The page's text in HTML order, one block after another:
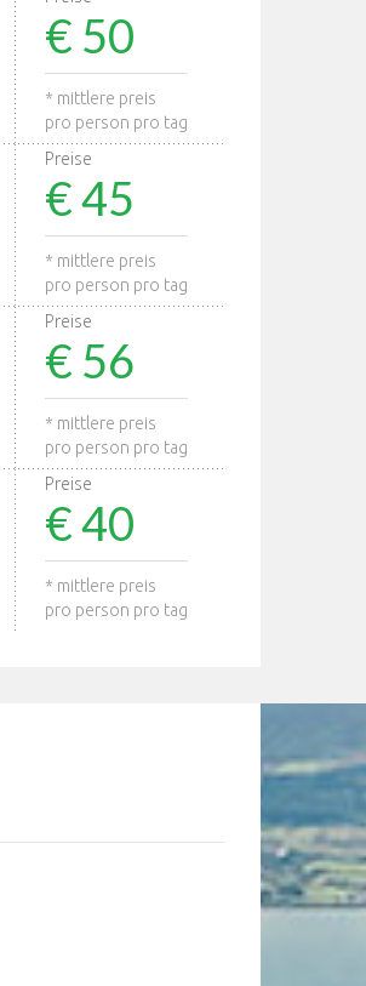
€ 50
* mittlere preis
pro person pro tag
Preise
€ 45
* mittlere preis
pro person pro tag
Preise
€ 56
* mittlere preis
pro person pro tag
Preise
€ 40
* mittlere preis
pro person pro tag